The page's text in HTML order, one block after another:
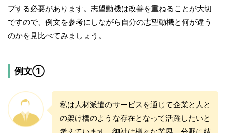
プする必要があります。志望動機は改善を重ねることが大切
ですので、例文を参考にしながら自分の志望動機と何が違う
のかを見比べてみましょう。
例文①
私は人材派遣のサービスを通じて企業と人と
の架け橋のような存在となって活躍したいと